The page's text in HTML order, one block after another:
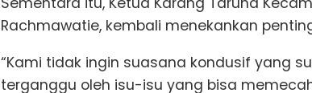
Rachmawatie, kembali menekankan
“Kami tidak ingin suasana kondusif yang
terganggu oleh isu-isu yang bisa